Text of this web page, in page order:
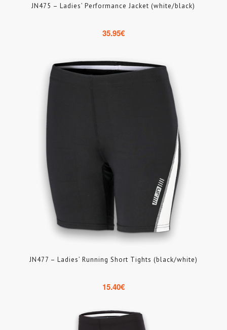
JN475 – Ladies’ Performance Jacket (white/black)
35.95€
JN477 – Ladies’ Running Short Tights (black/white)
15.40€